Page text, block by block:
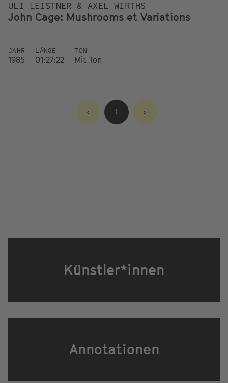
ULI LEISTNER & AXEL WIRTHS
John Cage: Mushrooms et Variations
JAHR
1985
LÄNGE
01:27:22
TON
Mit Ton
< 1 >
Künstler*innen
Annotationen